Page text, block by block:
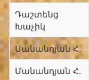
Դաշտենց
Խաչիկ
Մանանդյան Հ.
Մանանդյան Հ.